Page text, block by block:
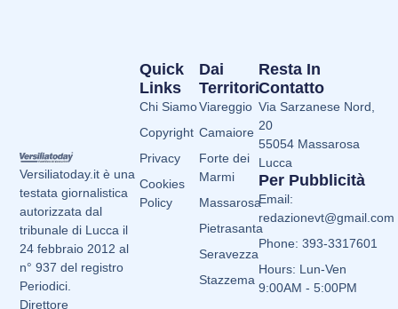
Versiliatoday.it è una
testata giornalistica
autorizzata dal
tribunale di Lucca il
24 febbraio 2012 al
n° 937 del registro
Periodici.
Direttore
Dai
Territori
Viareggio
Camaiore
Forte dei
Marmi
Massarosa
Pietrasanta
Seravezza
Stazzema
Quick
Links
Chi Siamo
Copyright
Privacy
Cookies
Policy
Resta In
Contatto
Via Sarzanese Nord,
20
55054 Massarosa
Lucca
Per Pubblicità
Email:
redazionevt@gmail.com
Phone: 393-3317601
Hours: Lun-Ven
9:00AM - 5:00PM